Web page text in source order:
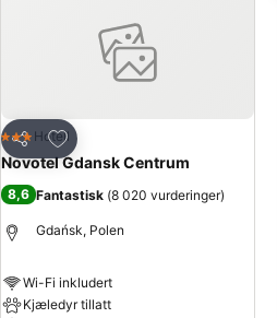
Del
Legg til i favoritter
3 Stjerner
Hotell
Novotel Gdansk Centrum
8,6 Fantastisk (8 020 vurderinger)
Gdańsk, Polen
Wi-Fi inkludert
Kjæledyr tillatt